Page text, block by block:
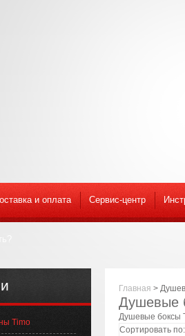
и оплата Сервис-центр
Главная >
Душевые
Душевые боксы
Сортировать
Timo